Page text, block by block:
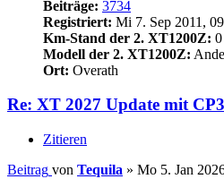
Beiträge: 3734
Registriert: Mi 7. Sep 2011,
Km-Stand der 2. XT1200Z: 0
Modell der 2. XT1200Z:
Ort: Overath
Re: XT 2027 Update mit
Zitieren
Beitrag von Tequila » Mo 5. Jan